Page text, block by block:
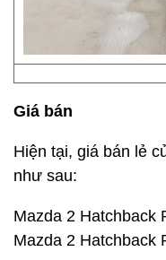
Giá bán
Hiện tại, giá bán lẻ
như sau:
Mazda 2 Hatchback
Mazda 2 Hatchback